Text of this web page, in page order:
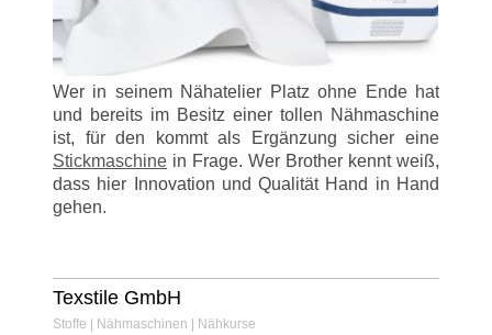
Wer in seinem Nähatelier Platz ohne Ende hat
und bereits im Besitz einer tollen Nähmaschine
ist, für den kommt als Ergänzung sicher eine
Stickmaschine in Frage. Wer Brother kennt weiß,
dass hier Innovation und Qualität Hand in Hand
gehen.
Texstile GmbH
Stoffe | Nähmaschinen | Nähkurse